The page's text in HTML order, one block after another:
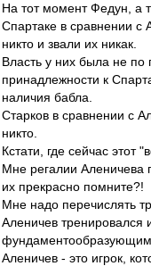
На тот момент Федун, а
Спартаке в сравнении
никто и звали их никак.
Власть у них была не по
принадлежности к
наличия бабла.
Старков в сравнении с
никто.
Кстати, где сейчас этот
Мне регалии Аленичева
их прекрасно помните?!
Мне надо перечислять
Аленичев тренировался
Аленичев - это игрок,